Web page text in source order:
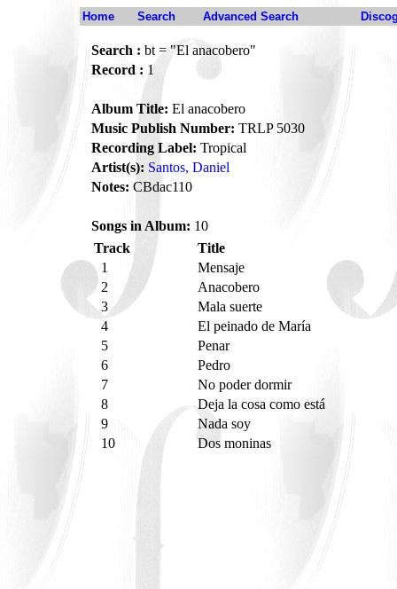
Home Search Advanced Search
Search : bt = "El anacobero"
Record : 1
Album Title: El anacobero
Music Publish Number: TRLP 5030
Recording Label: Tropical
Artist(s): Santos, Daniel
Notes: CBdac110
Songs in Album: 10
Track
Title
1
Mensaje
2
Anacobero
3
Mala suerte
4
El peinado de María
5
Penar
6
Pedro
7
No poder dormir
8
Deja la cosa como está
9
Nada soy
10
Dos moninas